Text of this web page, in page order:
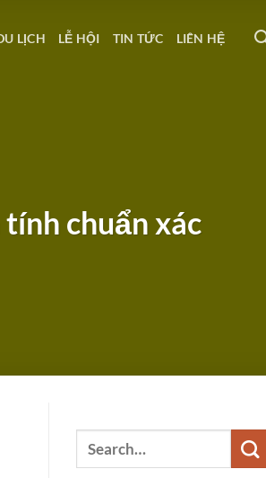
LỊCH LỄ HỘI TIN TỨC LIÊN HỆ
chuẩn xác